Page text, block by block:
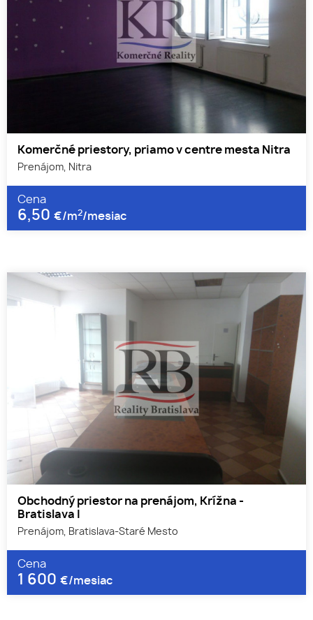
Komerčné priestory, priamo v centre mesta Nitra
Prenájom, Nitra
Cena
6,50 €/m2/mesiac
Obchodný priestor na prenájom, Krížna -
Bratislava I
Prenájom, Bratislava-Staré Mesto
Cena
1 600 €/mesiac